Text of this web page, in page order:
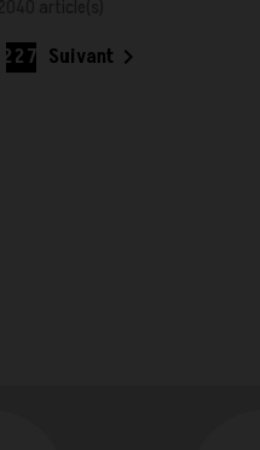
227 Suivant 